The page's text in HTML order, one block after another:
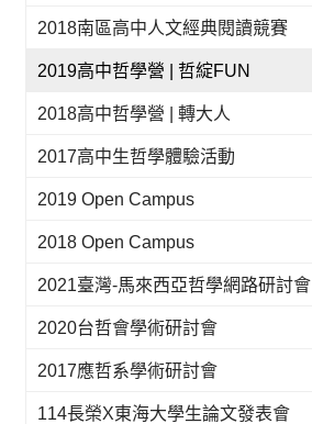
2018南區高中人文經典閱讀競賽
2019高中哲學營 | 哲綻FUN
2018高中哲學營 | 轉大人
2017高中生哲學體驗活動
2019 Open Campus
2018 Open Campus
2021臺灣-馬來西亞哲學網路研討會
2020台哲會學術研討會
2017應哲系學術研討會
114長榮X東海大學生論文發表會